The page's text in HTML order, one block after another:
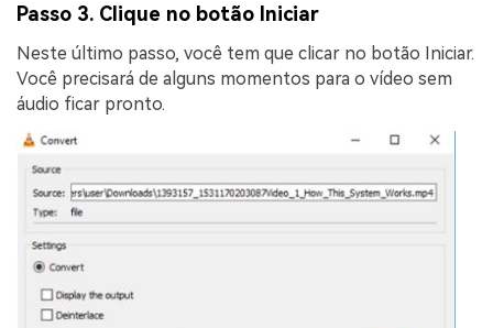
Passo 3. Clique no botão Iniciar
Neste último passo, você tem que clicar no botão Iniciar.
Você precisará de alguns momentos para o vídeo sem
áudio ficar pronto.